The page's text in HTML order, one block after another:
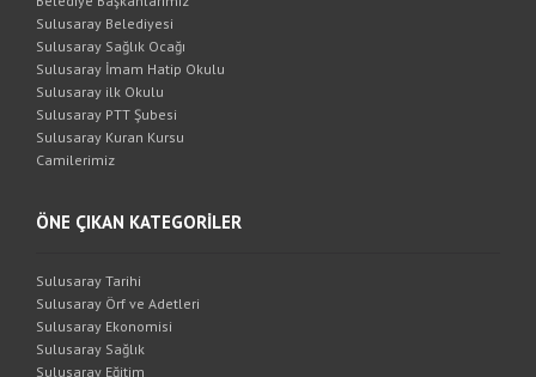
Sulusaray Belediyesi
Sulusaray Sağlık Ocağı
Sulusaray İmam Hatip Okulu
Sulusaray ilk Okulu
Sulusaray PTT Şubesi
Sulusaray Kuran Kursu
Camilerimiz
ÖNE ÇIKAN KATEGORİLER
Sulusaray Tarihi
Sulusaray Örf ve Adetleri
Sulusaray Ekonomisi
Sulusaray Sağlık
Sulusaray Eğitim